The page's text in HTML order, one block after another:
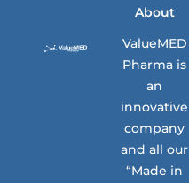
About
ValueMED
Pharma is
an
innovative
company
and all our
“Made in